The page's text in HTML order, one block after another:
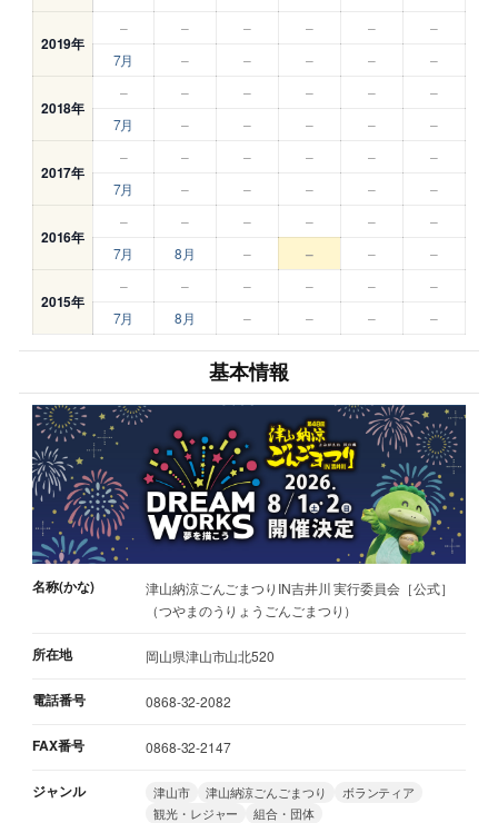
2019年
– – – – –
–
7月
– – – – –
2018年
– – – – –
–
7月
– – – – –
2017年
– – – – –
–
7月
– – – – –
2016年
– – – – –
–
7月
8月 – – – –
2015年
– – – – –
–
7月
8月 – – – –
基本情報
名称(かな)
津山納涼ごんごまつりIN吉井川 実行委員会［公式］
（つやまのうりょうごんごまつり）
所在地 岡山県津山市山北520
電話番号 0868-32-2082
FAX番号 0868-32-2147
ジャンル 津山市 津山納涼ごんごまつり
ボランティア
観光・レジャー
組合・団体